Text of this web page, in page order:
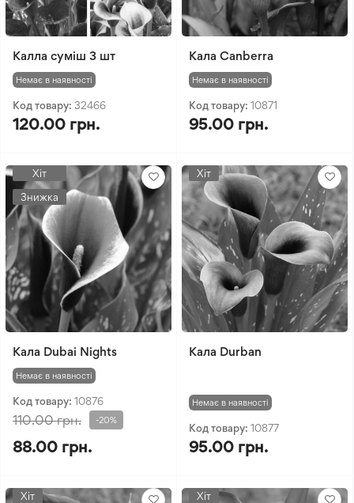
Калла суміш 3 шт
Немає в наявності
Код товару: 32466
120.00 грн.
Кала Canberra
Немає в наявності
Код товару: 10871
95.00 грн.
Хіт
Знижка
Кала Dubai Nights
Немає в наявності
Код товару: 10876
110.00 грн. -20%
88.00 грн.
Хіт
Кала Durban
Немає в наявності
Код товару: 10877
95.00 грн.
Хіт Хіт